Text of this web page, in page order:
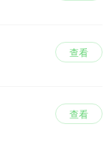
查看
查看